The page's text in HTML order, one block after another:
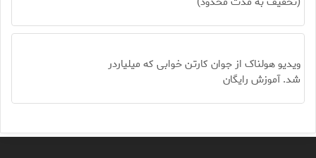
ویدیو هولناک از جوان کارتن خوابی که میلیاردر
شد. آموزش رایگان